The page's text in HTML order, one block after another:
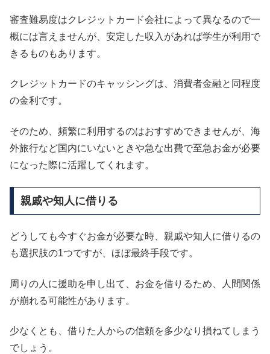
審査難易度はクレジットカード会社によって異なるので一
概には言えませんが、安定した収入があれば学生が利用で
きるものもあります。
クレジットカードのキャッシングは、消費者金融と同程度
の金利です。
そのため、頻繁に利用するのはおすすめできませんが、海
外旅行など国内にいないときや急な出費で至急お金が必要
になった際に活躍してくれます。
親戚や知人に借りる
どうしても今すぐお金が必要な時、親戚や知人に借りるの
も選択肢の1つですが、ほぼ最終手段です。
周りの人に援助を申し出て、お金を借りるため、人間関係
が崩れる可能性があります。
少なくとも、借りた人からの信頼を多少なり損ねてしまう
でしょう。